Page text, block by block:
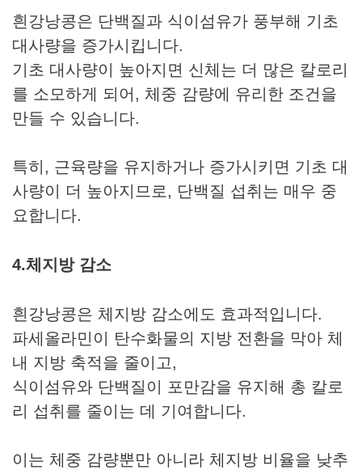
흰강낭콩은 단백질과 식이섬유가 풍부해 기초
대사량을 증가시킵니다.
기초 대사량이 높아지면 신체는 더 많은 칼로리
를 소모하게 되어, 체중 감량에 유리한 조건을
만들 수 있습니다.
특히, 근육량을 유지하거나 증가시키면 기초 대
사량이 더 높아지므로, 단백질 섭취는 매우 중
요합니다.
4.체지방 감소
흰강낭콩은 체지방 감소에도 효과적입니다.
파세올라민이 탄수화물의 지방 전환을 막아 체
내 지방 축적을 줄이고,
식이섬유와 단백질이 포만감을 유지해 총 칼로
리 섭취를 줄이는 데 기여합니다.
이는 체중 감량뿐만 아니라 체지방 비율을 낮추